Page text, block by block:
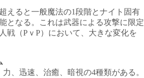
えると一般魔法の1段階とナイト固有
となる。これは武器による攻撃に限定
戦（PｖP）において、大きな変化を
、迅速、治癒、暗視の4種類がある。